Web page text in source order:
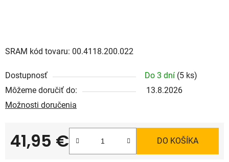
SRAM kód tovaru: 00.4118.200.022
Dostupnosť Do 3 dní (5 ks)
Môžeme doručiť do:
13.8.2026
Možnosti doručenia
41,95 €
Jednotková cena:
DO KOŠÍKA